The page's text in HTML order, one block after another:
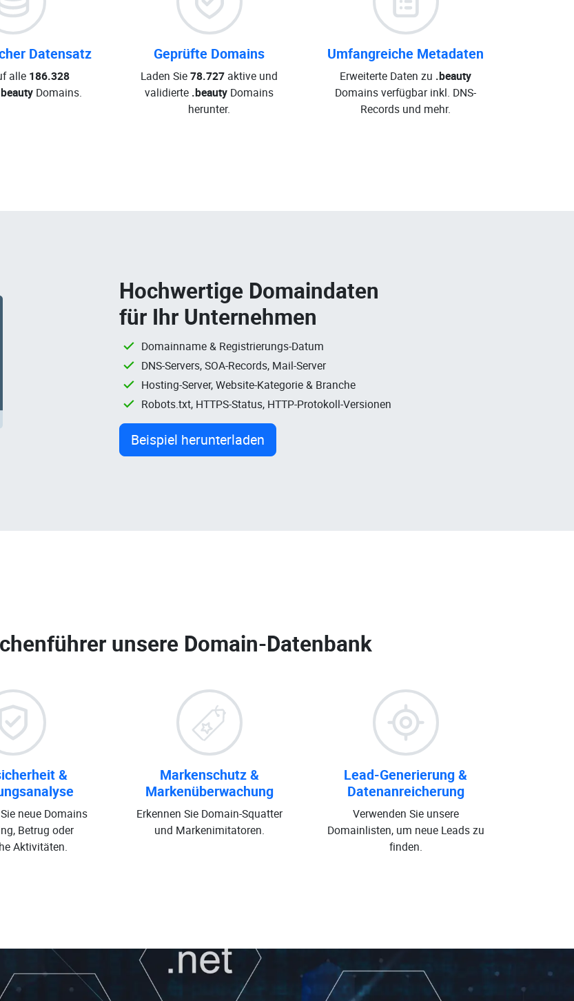
Datensatz
alle 186.328
Domains.
Geprüfte Domains
Laden Sie78.727 aktive und
validierte .beauty Domains
herunter.
Umfangreiche Metadaten
Erweiterte Daten zu .beauty
Domains verfügbar inkl. DNS-
Records und mehr.
Hochwertige Domaindaten
für Ihr Unternehmen
Domainname & Registrierungs-Datum
DNS-Servers, SOA-Records, Mail-Server
Hosting-Server, Website-Kategorie & Branche
Robots.txt, HTTPS-Status, HTTP-Protokoll-Versionen
Beispiel herunterladen
unsere Domain-Datenbank
&
neue Domains
Betrug oder
Aktivitäten.
Markenschutz &
Markenüberwachung
Erkennen Sie Domain-Squatter
und Markenimitatoren.
Lead-Generierung &
Datenanreicherung
Verwenden Sie unsere
Domainlisten, um neue Leads zu
finden.